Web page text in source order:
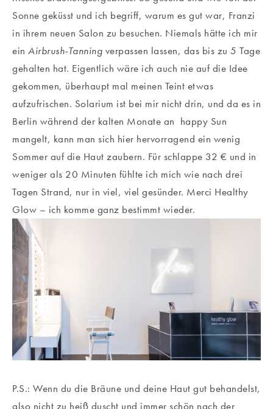
Sonne geküsst und ich begriff, warum es gut war, Franzi
in ihrem neuen Salon zu besuchen. Niemals hätte ich mir
ein Airbrush-Tanning verpassen lassen, das bis zu 5 Tage
gehalten hat. Eigentlich wäre ich auch nie auf die Idee
gekommen, überhaupt mal meinen Teint etwas
aufzufrischen. Solarium ist bei mir nicht drin, und da es in
Berlin während der kalten Monate an happy Sun
mangelt, kann man sich hier hervorragend ein wenig
Sommer auf die Haut zaubern. Für schlappe 32 € und in
weniger als 20 Minuten fühlte ich mich wie nach drei
Tagen Strand, nur in viel, viel gesünder. Merci Healthy
Glow – ich komme ganz bestimmt wieder.
P.S.: Wenn du die Bräune und deine Haut gut behandelst,
also nicht zu heiß duscht und immer schön nach der